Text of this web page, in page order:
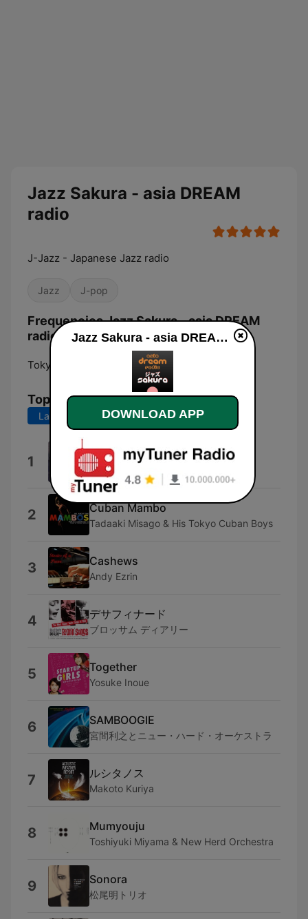
Jazz Sakura - asia DREAM
radio
J-Jazz - Japanese Jazz radio
Jazz J-pop
Frequencies Jazz Sakura - asia DREAM
radio:
Tokyo:
Top Songs
Last 7 days Last 30 days
1 Sphinx
Tetsuro Kawashima
2 Cuban Mambo
Tadaaki Misago & His Tokyo Cuban Boys
3 Cashews
Andy Ezrin
4 デサフィナード
ブロッサム ディアリー
5 Together
Yosuke Inoue
6 SAMBOOGIE
宮間利之とニュー・ハード・オーケストラ
7 ルシタノス
Makoto Kuriya
8 Mumyouju
Toshiyuki Miyama & New Herd Orchestra
9 Sonora
松尾明トリオ
Jazz Sakura - asia DREAM radio live
DOWNLOAD APP